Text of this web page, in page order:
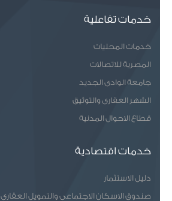
خدمات تفاعلية
خدمات المحليات
المصرية للاتصالات
جامعة الوادى الجديد
الشهر العقارى والتوثيق
قطاع الاحوال المدنية
خدمات اقتصادية
دليل الاستثمار
صندوق الاسكان الاجتماعى والتمويل العقارى